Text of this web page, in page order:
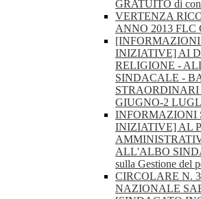
GRATUITO di
VERTENZA
ANNO 2013 FLC
INIZIATIVE] AI
RELIGIONE -
SINDACALE -
GIUGNO-2
INFORMAZIONI
INIZIATIVE] AL
ALL'ALBO
sulla Gestione del
CIRCOLARE N.
NAZIONALE